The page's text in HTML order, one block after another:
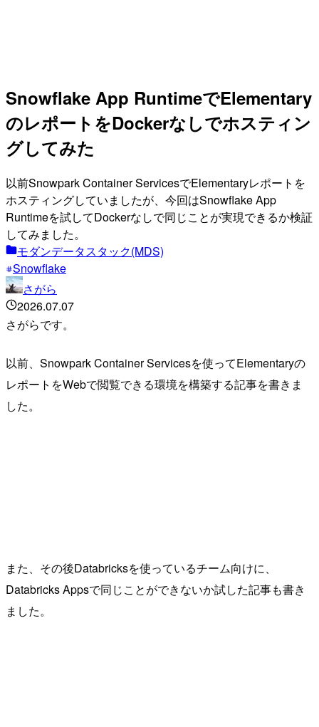
Snowflake App RuntimeでElementary
のレポートをDockerなしでホスティン
グしてみた
以前Snowpark Container ServicesでElementaryレポートを
ホスティングしていましたが、今回はSnowflake App
Runtimeを試してDockerなしで同じことが実現できるか検証
してみました。
モダンデータスタック(MDS)
Snowflake
さがら
2026.07.07
さがらです。
以前、Snowpark Container Servicesを使ってElementaryの
レポートをWebで閲覧できる環境を構築する記事を書きま
した。
また、その後Databricksを使っているチーム向けに、
Databricks Appsで同じことができないか試した記事も書き
ました。